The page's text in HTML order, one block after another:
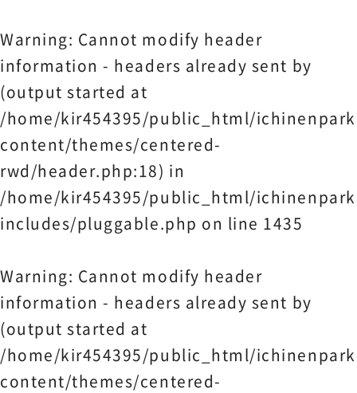
Warning: Cannot modify header
information - headers already sent by
(output started at
/home/kir454395/public_html/
content/themes/centered-
rwd/header.php:18) in
/home/kir454395/public_html/
includes/pluggable.php on line 1435
Warning: Cannot modify header
information - headers already sent by
(output started at
/home/kir454395/public_html/
content/themes/centered-